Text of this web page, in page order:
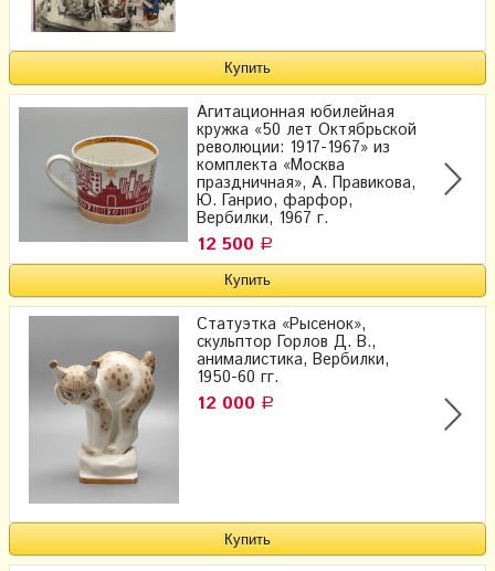
Агитационная юбилейная
кружка «50 лет Октябрьской
революции: 1917-1967» из
комплекта «Москва
праздничная», А. Правикова,
Ю. Ганрио, фарфор,
Вербилки, 1967 г.
12 500 Р
Статуэтка «Рысенок»,
скульптор Горлов Д. В.,
анималистика, Вербилки,
1950-60 гг.
12 000 Р